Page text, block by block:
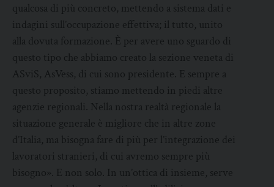
qualcosa di più concreto, mettendo a sistema dati e
indagini sull’occupazione effettiva; il tutto, unito
alla dovuta formazione. È per avere uno sguardo di
questo tipo che abbiamo creato la sezione veneta di
ASviS, AsVess, di cui sono presidente. E sempre a
questo proposito, stiamo mettendo in piedi altre
agenzie regionali. Nella nostra realtà regionale la
situazione generale è migliore che in altre zone
d’Italia, ma bisogna fare di più per l’integrazione dei
lavoratori stranieri, di cui avremo sempre più
bisogno». E non solo. In un’ottica di insieme, serve